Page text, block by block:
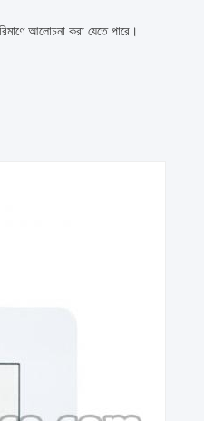
আলোচনা করা যেতে পারে।